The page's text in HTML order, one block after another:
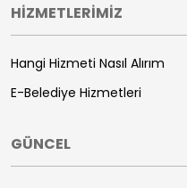
HİZMETLERİMİZ
Hangi Hizmeti Nasıl Alırım
E-Belediye Hizmetleri
GÜNCEL